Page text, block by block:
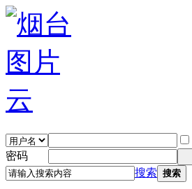
密码
搜索 搜索